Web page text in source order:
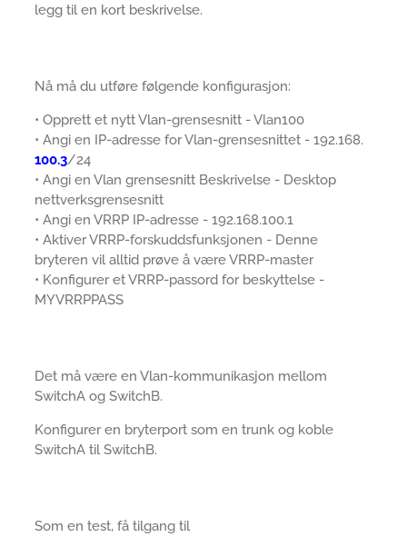
legg til en kort beskrivelse.
Nå må du utføre følgende konfigurasjon:
• Opprett et nytt Vlan-grensesnitt - Vlan100
• Angi en IP-adresse for Vlan-grensesnittet - 192.168.
100.3/24
• Angi en Vlan grensesnitt Beskrivelse - Desktop
nettverksgrensesnitt
• Angi en VRRP IP-adresse - 192.168.100.1
• Aktiver VRRP-forskuddsfunksjonen - Denne
bryteren vil alltid prøve å være VRRP-master
• Konfigurer et VRRP-passord for beskyttelse -
MYVRRPPASS
Det må være en Vlan-kommunikasjon mellom
SwitchA og SwitchB.
Konfigurer en bryterport som en trunk og koble
SwitchA til SwitchB.
Som en test, få tilgang til